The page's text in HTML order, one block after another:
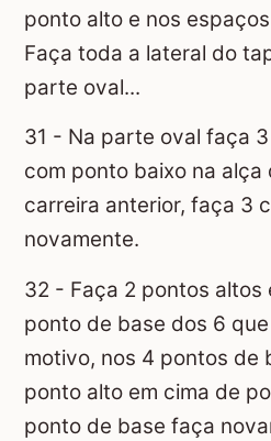
ponto alto e nos
Faça toda a lateral do
parte oval...
31 - Na parte oval faça
com ponto baixo na
carreira anterior, faça 3
novamente.
32 - Faça 2 pontos altos
ponto de base dos 6
motivo, nos 4 pontos de
ponto alto em cima de
ponto de base faça